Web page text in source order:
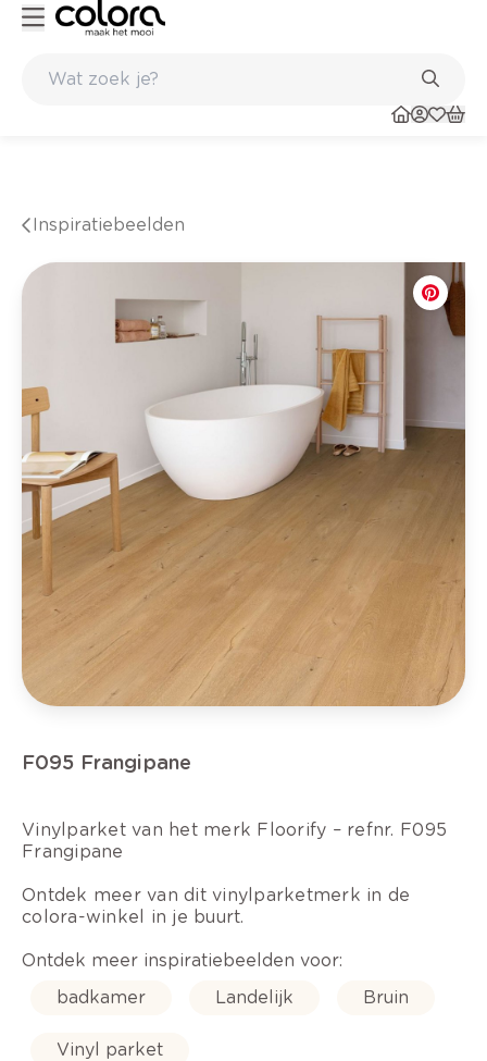
Inspiratiebeelden
F095 Frangipane
Vinylparket van het merk Floorify – refnr. F095
Frangipane
Ontdek meer van dit vinylparketmerk in de
colora-winkel in je buurt.
Ontdek meer inspiratiebeelden voor:
badkamer
Landelijk Bruin
Vinyl parket